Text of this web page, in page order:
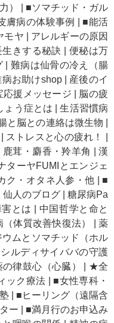
）
■ソマチッド・ガル
膚病の体験事例
■能活
モヤ
アレルギーの原因
生きする秘訣
便秘は万
難病は仙骨の冷え（腸
お助けshop| 産後のイ
応援メッセージ
脳の疲
ょう症とは |生活習慣病
と脳との連絡は微生物
ストレスと心の疲れ！
鹿茸・麝香・羚羊角 |漢
ターヤFUMIとエンジェ
・オタネ人参・他
■
仙人のブログ
糖尿病Pa
とは
中国哲学と命と
（体質改善快復法） |薬
ムとソマチッド（ホル
ルディサイババの守護
律鼓心（心臓）
★全
ック療法
■女性専科・
■ヒーリング（遠隔含
ー
■満月行のお申込み